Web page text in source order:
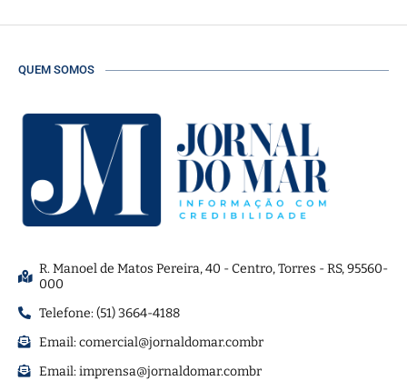
QUEM SOMOS
R. Manoel de Matos Pereira, 40 - Centro, Torres - RS, 95560-
000
Telefone: (51) 3664-4188
Email:comercial@jornaldomar.combr
Email:imprensa@jornaldomar.combr